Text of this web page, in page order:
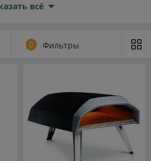
всё
0 Фильтры